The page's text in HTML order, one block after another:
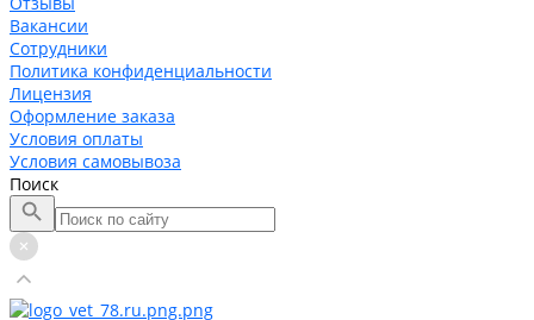
Вакансии
Сотрудники
Политика конфиденциальности
Лицензия
Оформление заказа
Условия оплаты
Условия самовывоза
Поиск